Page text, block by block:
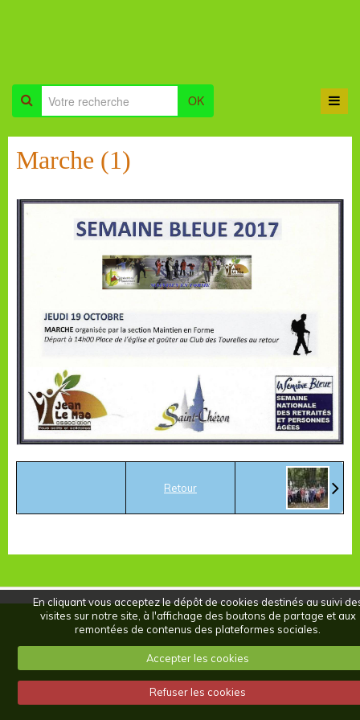
OK
Marche (1)
Retour
En cliquant vous acceptez le dépôt de cookies destinés au suivi
visites sur notre site, à l'affichage des boutons de partage et aux
remontées de contenus des plateformes sociales.
Accepter les cookies
Refuser les cookies